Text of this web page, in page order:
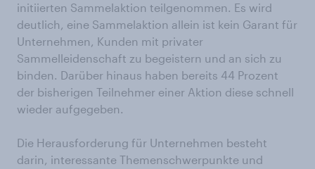
initiierten Sammelaktion teilgenommen. Es wird
deutlich, eine Sammelaktion allein ist kein Garant für
Unternehmen, Kunden mit privater
Sammelleidenschaft zu begeistern und an sich zu
binden. Darüber hinaus haben bereits 44 Prozent
der bisherigen Teilnehmer einer Aktion diese schnell
wieder aufgegeben.
Die Herausforderung für Unternehmen besteht
darin, interessante Themenschwerpunkte und